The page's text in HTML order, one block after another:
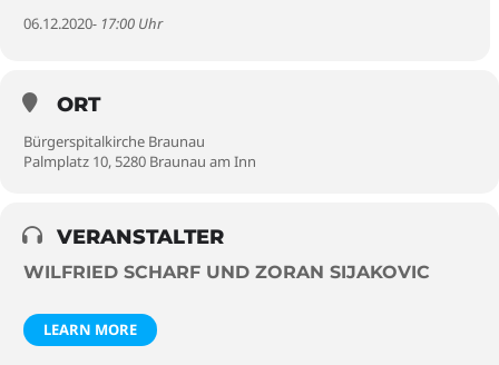
06.12.2020- 17:00 Uhr
ORT
Bürgerspitalkirche Braunau
Palmplatz 10, 5280 Braunau am Inn
VERANSTALTER
WILFRIED SCHARF UND ZORAN SIJAKOVIC
LEARN MORE